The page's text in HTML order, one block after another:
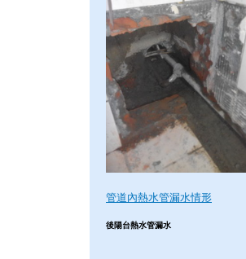
管道內熱水管漏水情形
後陽台熱水管漏水